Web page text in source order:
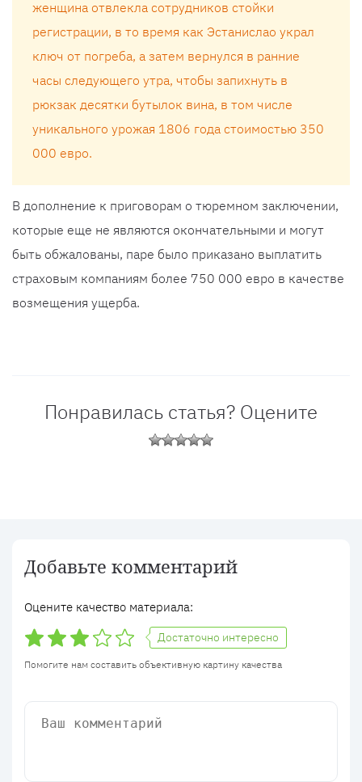
женщина отвлекла сотрудников стойки
регистрации, в то время как Эстанислао украл
ключ от погреба, а затем вернулся в ранние
часы следующего утра, чтобы запихнуть в
рюкзак десятки бутылок вина, в том числе
уникального урожая 1806 года стоимостью 350
000 евро.
В дополнение к приговорам о тюремном заключении,
которые еще не являются окончательными и могут
быть обжалованы, паре было приказано выплатить
страховым компаниям более 750 000 евро в качестве
возмещения ущерба.
Понравилась статья? Оцените
Добавьте комментарий
Оцените качество материала:
Достаточно интересно
Помогите нам составить объективную картину качества